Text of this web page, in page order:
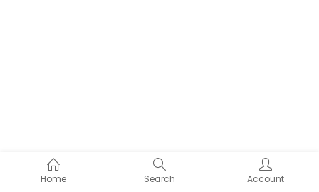
Home Search Account